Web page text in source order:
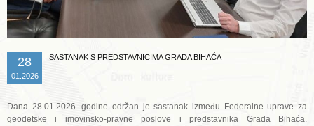
28
01.2026
SASTANAK S PREDSTAVNICIMA GRADA BIHAĆA
Dana 28.01.2026. godine održan je sastanak između Federalne uprave za
geodetske i imovinsko-pravne poslove i predstavnika Grada Bihaća.